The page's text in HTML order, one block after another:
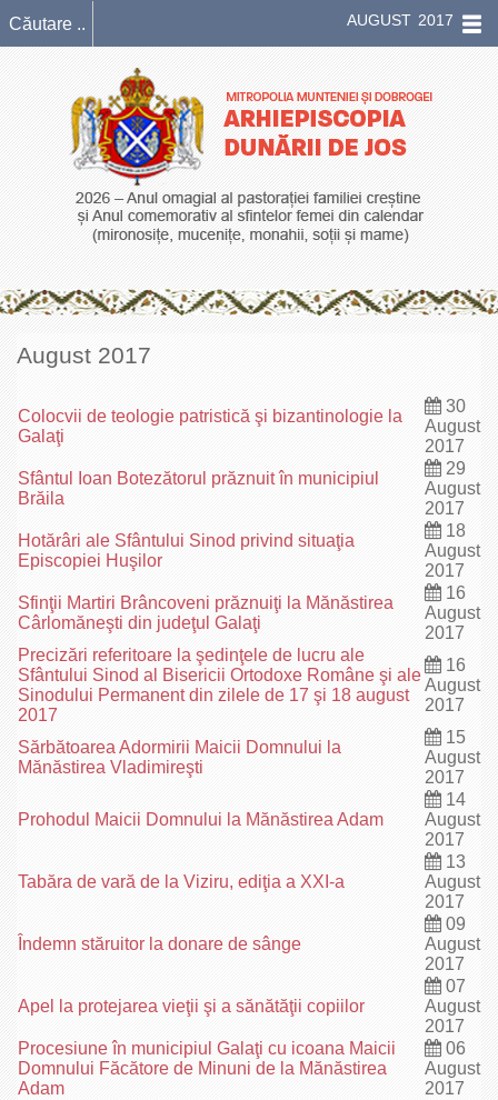
AUGUST 2017
August 2017
Colocvii de teologie patristică şi bizantinologie la
Galaţi
30
August
2017
Sfântul Ioan Botezătorul prăznuit în municipiul
Brăila
29
August
2017
Hotărâri ale Sfântului Sinod privind situaţia
Episcopiei Huşilor
18
August
2017
Sfinţii Martiri Brâncoveni prăznuiţi la Mănăstirea
Cârlomăneşti din judeţul Galaţi
16
August
2017
Precizări referitoare la şedinţele de lucru ale
Sfântului Sinod al Bisericii Ortodoxe Române şi ale
Sinodului Permanent din zilele de 17 şi 18 august
2017
16
August
2017
Sărbătoarea Adormirii Maicii Domnului la
Mănăstirea Vladimireşti
15
August
2017
Prohodul Maicii Domnului la Mănăstirea Adam
14
August
2017
Tabăra de vară de la Viziru, ediţia a XXI-a
13
August
2017
Îndemn stăruitor la donare de sânge
09
August
2017
Apel la protejarea vieţii şi a sănătăţii copiilor
07
August
2017
Procesiune în municipiul Galaţi cu icoana Maicii
Domnului Făcătore de Minuni de la Mănăstirea
Adam
06
August
2017